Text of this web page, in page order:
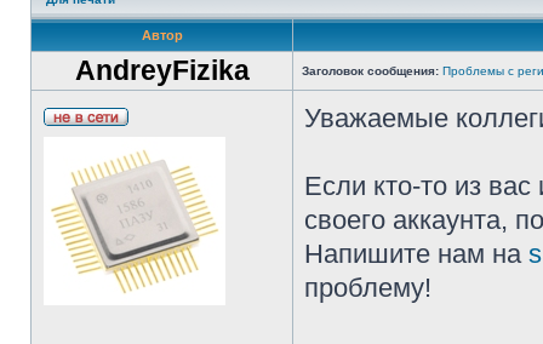
Автор
AndreyFizika Заголовок сообщения: Проблемы с
Уважаемые
Если кто-то из
своего аккаунта,
Напишите нам на
проблему!